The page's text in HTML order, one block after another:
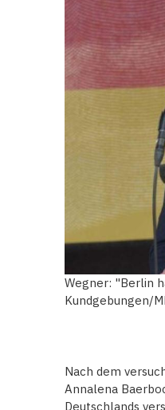
Wegner: "Berlin
Kundgebungen/
Nach dem
Annalena
Deutschlands